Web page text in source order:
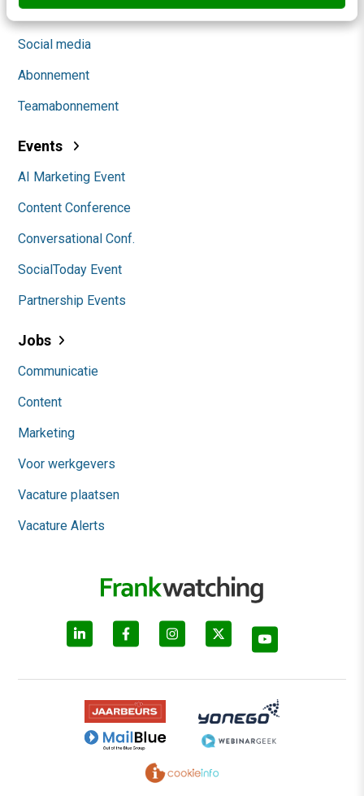
Skills
Social media
Abonnement
Teamabonnement
Events
AI Marketing Event
Content Conference
Conversational Conf.
SocialToday Event
Partnership Events
Jobs
Communicatie
Content
Marketing
Voor werkgevers
Vacature plaatsen
Vacature Alerts